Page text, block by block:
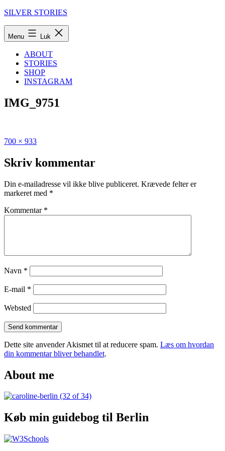
Fortsæt
SILVER STORIES
Menu Luk
ABOUT
STORIES
SHOP
INSTAGRAM
IMG_9751
Udgivet
Den
ultimative
til
Skagen
Fuld
700 × 933
Skriv kommentar
Din e-mailadresse vil ikke blive publiceret. Krævede felter er
markeret med *
Kommentar *
Navn *
E-mail *
Websted
Dette site anvender Akismet til at reducere spam. Læs om hvordan
din kommentar bliver behandlet.
About me
Køb min guidebog til Berlin